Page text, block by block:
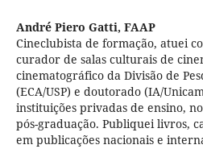
André Piero Gatti, FAAP
Cineclubista de formação, atuei
curador de salas culturais de
cinematográfico da Divisão de
(ECA/USP) e doutorado (IA/
instituições privadas de ensino,
pós-graduação. Publiquei livros,
em publicações nacionais e